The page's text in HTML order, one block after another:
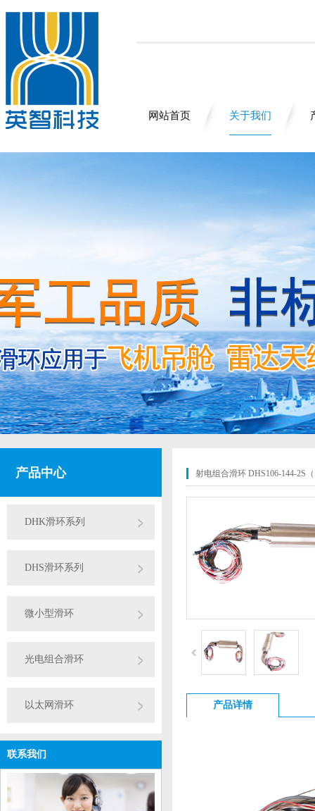
网站首页 关于我们
产品中心
DHK滑环系列
DHS滑环系列
微小型滑环
光电组合滑环
以太网滑环
联系我们
射电组合滑环 DHS106-144-2S
产品详情